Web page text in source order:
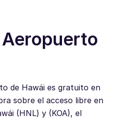
de Hawái es gratuito en
sobre el acceso libre en
(HNL) y (KOA), el